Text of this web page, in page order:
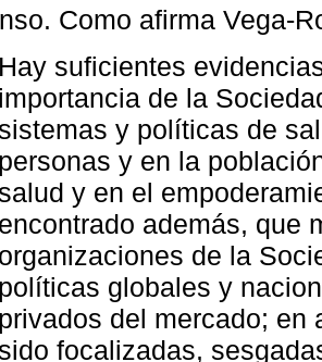
Como afirma Vega-
Hay suficientes
importancia de la
sistemas y políticas de
personas y en la
salud y en el
encontrado además, que
organizaciones de la
políticas globales y
privados del mercado; en
sido focalizadas,